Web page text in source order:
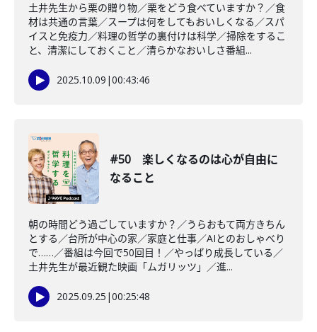
土井先生から栗の贈り物／栗をどう食べていますか？／食
材は共通の言葉／スープは何をしてもおいしくなる／スパ
イスと免疫力／料理の哲学の裏付けは科学／掃除をするこ
と、清潔にしておくこと／清らかなおいしさ番組...
2025.10.09 |00:43:46
#50 楽しくなるのは心が自由に
なること
朝の時間どう過ごしていますか？／うらおもて両方きちん
とする／台所が中心の家／家庭と仕事／AIとのおしゃべり
で……／番組は今回で50回目！／やっぱり成長している／
土井先生が最近観た映画「ムガリッツ」／進...
2025.09.25 |00:25:48